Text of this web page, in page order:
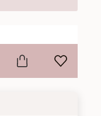
LISTE DE